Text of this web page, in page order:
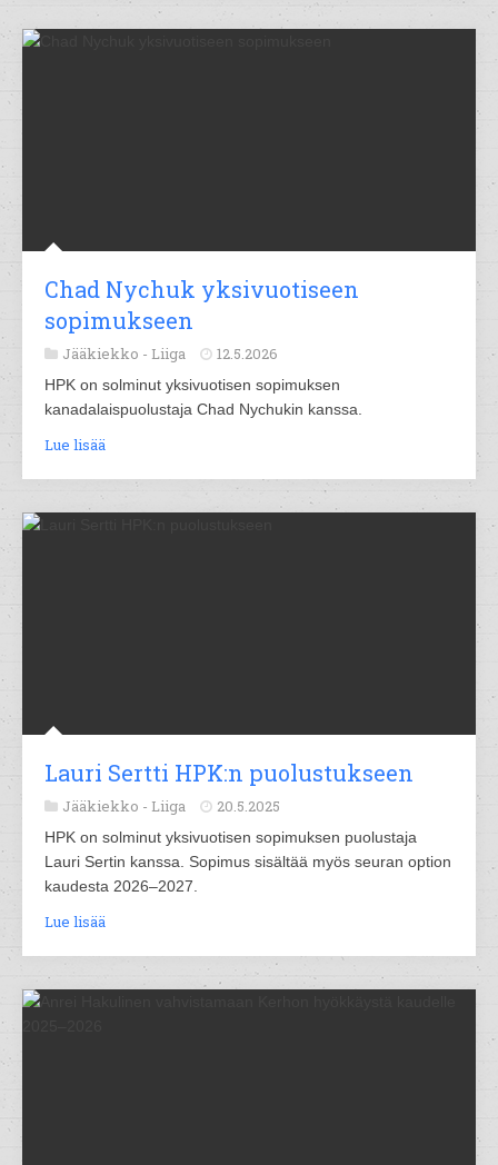
Chad Nychuk yksivuotiseen
sopimukseen
Jääkiekko - Liiga 12.5.2026
HPK on solminut yksivuotisen sopimuksen
kanadalaispuolustaja Chad Nychukin kanssa.
Lue lisää
Lauri Sertti HPK:n puolustukseen
Jääkiekko - Liiga 20.5.2025
HPK on solminut yksivuotisen sopimuksen puolustaja
Lauri Sertin kanssa. Sopimus sisältää myös seuran option
kaudesta 2026–2027.
Lue lisää